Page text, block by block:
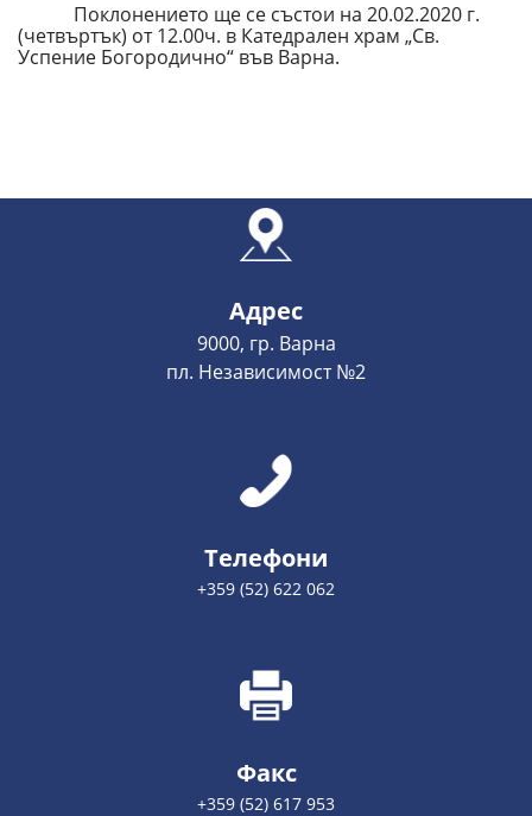
Поклонението ще се състои на 20.02.2020 г.
(четвъртък) от 12.00ч. в Катедрален храм „Св.
Успение Богородично“ във Варна.
Адрес
9000, гр. Варна
пл. Независимост №2
Телефони
+359 (52) 622 062
Факс
+359 (52) 617 953